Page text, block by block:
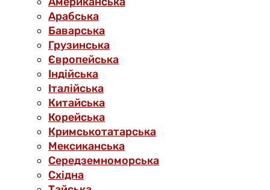
Арабська
Баварська
Грузинська
Європейська
Індійська
Італійська
Китайська
Корейська
Кримськотатарська
Мексиканська
Середземноморська
Східна